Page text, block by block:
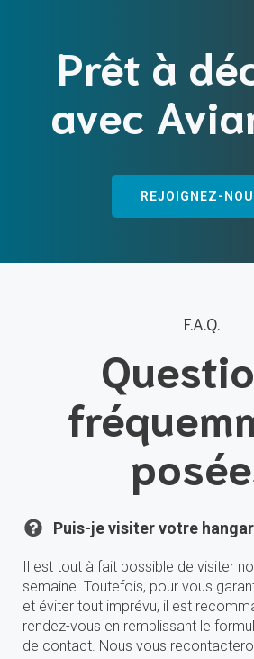
Prêt à
avec
REJOIGNEZ-
F.A.Q.
Puis-je visiter votre
Il est tout à fait possible de visiter
semaine. Toutefois, pour vous
et éviter tout imprévu, il est
rendez-vous en remplissant le
de contact. Nous vous